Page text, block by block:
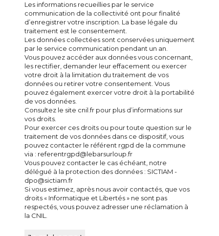
Les informations recueillies par le service
communication de la collectivité ont pour finalité
d’enregistrer votre inscription. La base légale du
traitement est le consentement.
Les données collectées sont conservées uniquement
par le service communication pendant un an.
Vous pouvez accéder aux données vous concernant,
les rectifier, demander leur effacement ou exercer
votre droit à la limitation du traitement de vos
données ou retirer votre consentement. Vous
pouvez également exercer votre droit à la portabilité
de vos données.
Consultez le site cnil.fr pour plus d’informations sur
vos droits.
Pour exercer ces droits ou pour toute question sur le
traitement de vos données dans ce dispositif, vous
pouvez contacter le référent rgpd de la commune
via : referentrgpd@lebarsurloup.fr
Vous pouvez contacter le cas échéant, notre
délégué à la protection des données : SICTIAM -
dpo@sictiam.fr
Si vous estimez, après nous avoir contactés, que vos
droits « Informatique et Libertés » ne sont pas
respectés, vous pouvez adresser une réclamation à
la CNIL.